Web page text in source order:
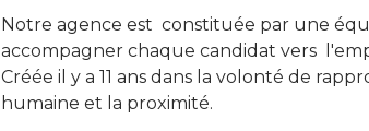
Notre agence est constituée par une
accompagner chaque candidat vers
Créée il y a 11 ans dans la volonté de
humaine et la proximité.